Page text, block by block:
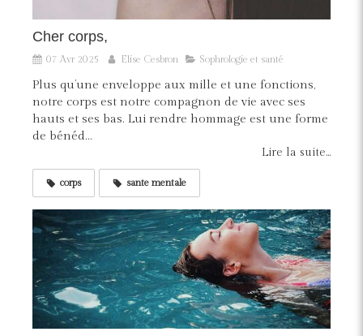
Cher corps,
07 Avr 2025 Elise Cesbron Sophrologie et santé
Plus qu’une enveloppe aux mille et une fonctions,
notre corps est notre compagnon de vie avec ses
hauts et ses bas. Lui rendre hommage est une forme
de bénéd...
Lire la suite...
corps sante mentale